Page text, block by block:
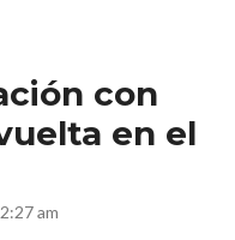
con
en el
am